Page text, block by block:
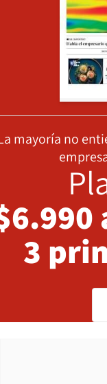
mayoría no
3